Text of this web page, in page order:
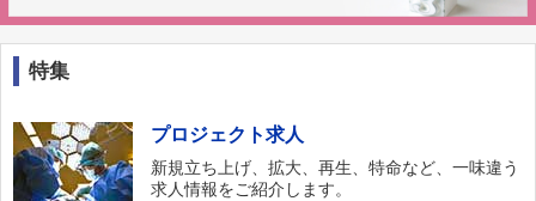
特集
プロジェクト求人
新規立ち上げ、拡大、再生、特命など、一味違う
求人情報をご紹介します。